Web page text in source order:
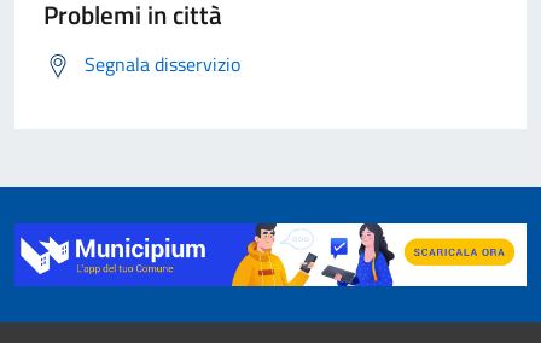
Problemi in città
Segnala disservizio